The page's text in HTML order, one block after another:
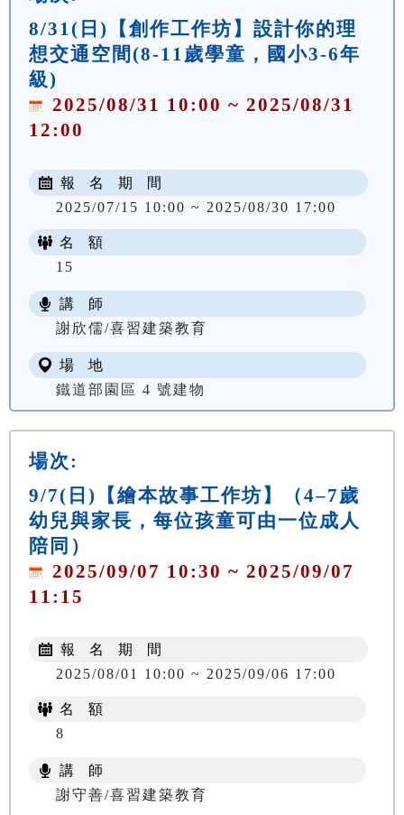
8/31(日)【創作工作坊】設計你的理
想交通空間(8-11歲學童，國小3-6年
級)
2025/08/31 10:00 ~ 2025/08/31
12:00
報 名 期 間
2025/07/15 10:00 ~ 2025/08/30 17:00
名 額
15
講 師
謝欣儒/喜習建築教育
場 地
鐵道部園區 4 號建物
場次:
9/7(日)【繪本故事工作坊】（4–7歲
幼兒與家長，每位孩童可由一位成人
陪同）
2025/09/07 10:30 ~ 2025/09/07
11:15
報 名 期 間
2025/08/01 10:00 ~ 2025/09/06 17:00
名 額
8
講 師
謝守善/喜習建築教育